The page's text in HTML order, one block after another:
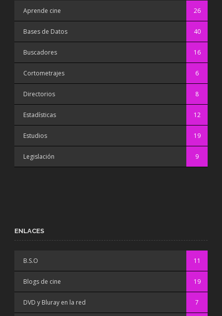
Aprende cine 26
Bases de Datos 40
Buscadores 16
Cortometrajes 6
Directorios 8
Estadísticas 12
Estudios 19
Legislación 9
ENLACES
B.S.O 11
Blogs de cine 19
DVD y Bluray en la red 7